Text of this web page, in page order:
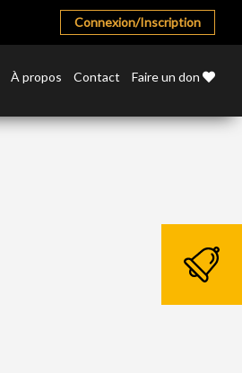
Connexion/Inscription
À propos Contact Faire un don